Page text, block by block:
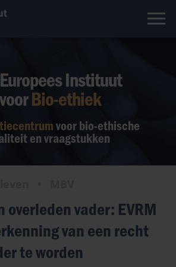
Europees Instituut
voorBio-ethiek
voor bio-ethische
en vraagstukken
overleden vader: EVRM
van een recht
te worden